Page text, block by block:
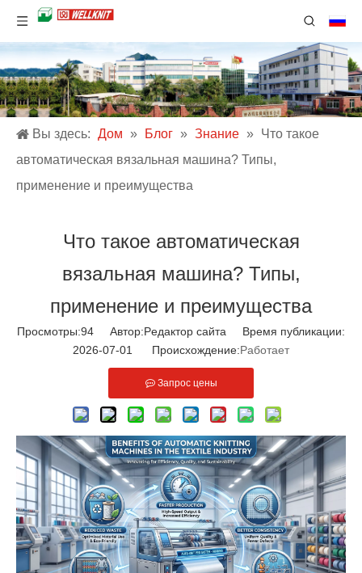
Вы здесь: Дом » Блог » Знание » Что такое
автоматическая вязальная машина? Типы,
применение и преимущества
Что такое автоматическая
вязальная машина? Типы,
применение и преимущества
Просмотры:94 Автор:Pедактор сайта Время публикации:
2026-07-01 Происхождение:Работает
Запрос цены